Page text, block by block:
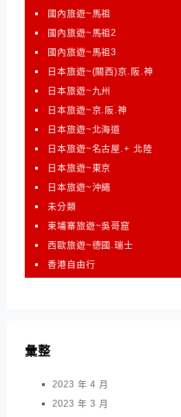
國內旅遊~馬祖
國內旅遊~馬祖2
國內旅遊~馬祖3
日本旅遊~(關西)京.阪.神
日本旅遊~九州
日本旅遊~京.阪.神
日本旅遊~北海道
日本旅遊~名古屋.+ 北陸
日本旅遊~東京
日本旅遊~沖繩
未分類
柬埔寨旅遊~吳哥窟
西歐旅遊~德國.瑞士
香港自由行
彙整
2023 年 4 月
2023 年 3 月